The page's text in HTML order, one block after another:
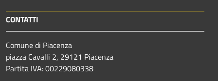
CONTATTI
Comune di Piacenza
piazza Cavalli 2, 29121 Piacenza
Partita IVA: 00229080338